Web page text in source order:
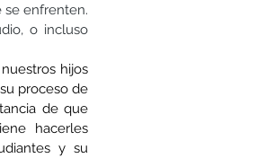
se enfrenten.
o incluso
hijos
proceso de
de que
hacerles
y su